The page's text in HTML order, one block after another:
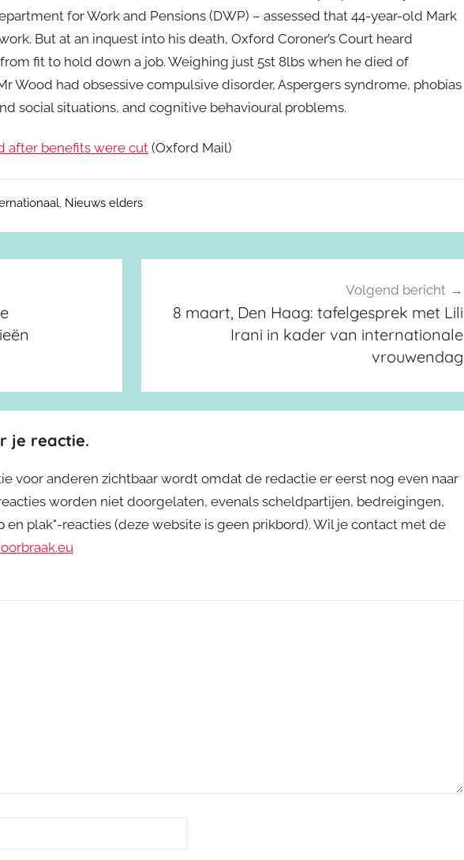
for Work and Pensions (DWP) – assessed that 44-year-old Mark
But at an inquest into his death, Oxford Coroner’s Court heard
fit to hold down a job. Weighing just 5st 8lbs when he died of
Wood had obsessive compulsive disorder, Aspergers syndrome, phobias
social situations, and cognitive behavioural problems.
after benefits were cut (Oxford Mail)
, Nieuws elders
Volgend bericht
8 maart, Den Haag: tafelgesprek met Lili
Irani in kader van internationale
vrouwendag
je reactie.
voor anderen zichtbaar wordt omdat de redactie er eerst nog even naar
worden niet doorgelaten, evenals scheldpartijen, bedreigingen,
en plak"-reacties (deze website is geen prikbord). Wil je contact met de